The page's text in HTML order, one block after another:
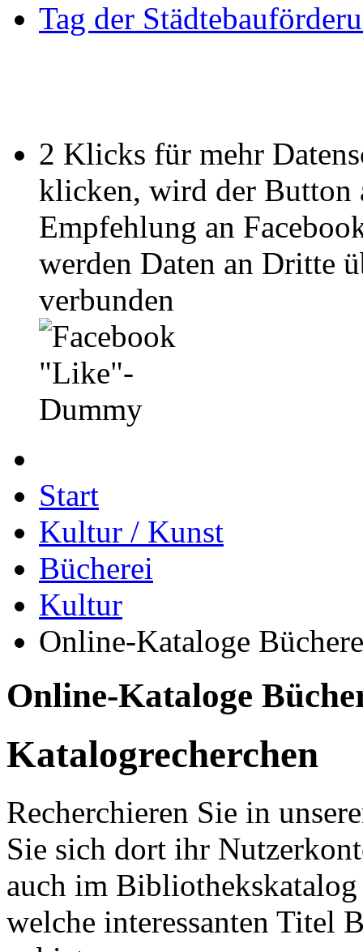
Tag der
2 Klicks für mehr
klicken, wird der Button
Empfehlung an
werden Daten an Dritte
verbunden
Start
Kultur / Kunst
Bücherei
Kultur
Online-Kataloge
Online-Kataloge
Katalogrecherchen
Recherchieren Sie in
Sie sich dort ihr
auch im
welche interessanten Titel